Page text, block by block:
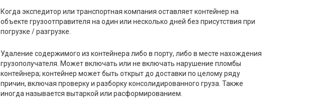
Когда экспедитор или транспортная компания оставляет контейнер на
объекте грузоотправителя на один или несколько дней без присутствия при
погрузке / разгрузке.
Удаление содержимого из контейнера либо в порту, либо в месте нахождения
грузополучателя. Может включать или не включать нарушение пломбы
контейнера; контейнер может быть открыт до доставки по целому ряду
причин, включая проверку и разборку консолидированного груза. Также
иногда называется вытаркой или расформированием.